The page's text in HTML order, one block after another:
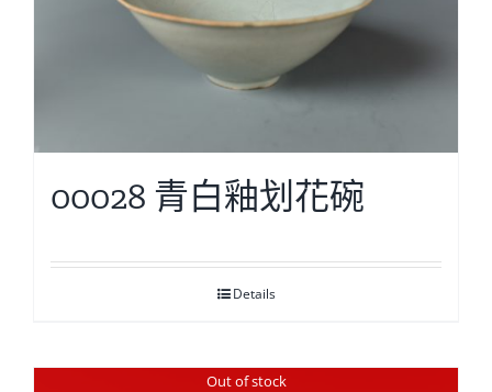
00028 青白釉划花碗
Details
Out of stock